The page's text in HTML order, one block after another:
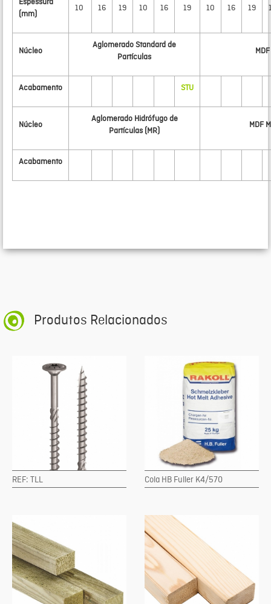
(mm)
10 16 19 10 16 19 10 16 19
Núcleo
Aglomerado Standard de
Partículas
MDF
Acabamento STU
Núcleo
Aglomerado Hidrófugo de
Partículas (MR)
MDF
Acabamento
Produtos Relacionados
REF: TLL Cola HB Fuller K4/570